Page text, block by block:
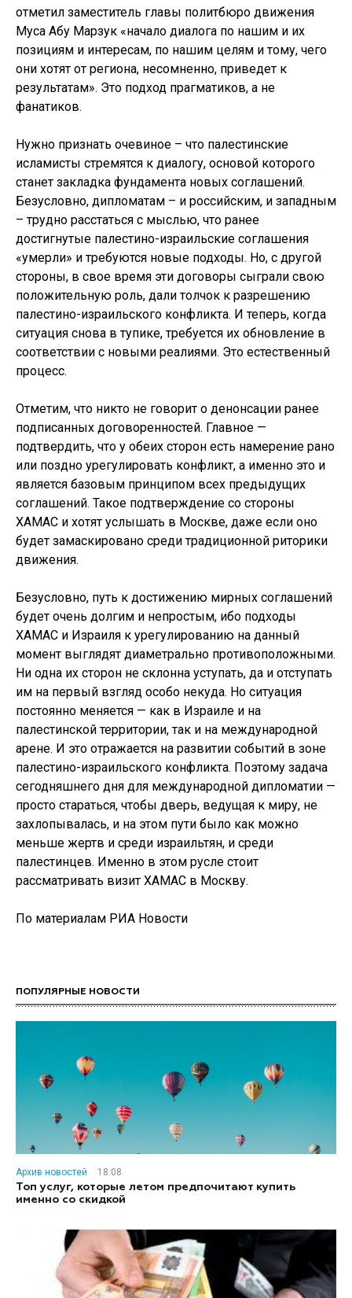
отметил заместитель главы политбюро движения
Муса Абу Марзук «начало диалога по нашим и их
позициям и интересам, по нашим целям и тому, чего
они хотят от региона, несомненно, приведет к
результатам». Это подход прагматиков, а не
фанатиков.
Нужно признать очевиное – что палестинские
исламисты стремятся к диалогу, основой которого
станет закладка фундамента новых соглашений.
Безусловно, дипломатам – и российским, и западным
– трудно расстаться с мыслью, что ранее
достигнутые палестино-израильские соглашения
«умерли» и требуются новые подходы. Но, с другой
стороны, в свое время эти договоры сыграли свою
положительную роль, дали толчок к разрешению
палестино-израильского конфликта. И теперь, когда
ситуация снова в тупике, требуется их обновление в
соответствии с новыми реалиями. Это естественный
процесс.
Отметим, что никто не говорит о денонсации ранее
подписанных договоренностей. Главное —
подтвердить, что у обеих сторон есть намерение рано
или поздно урегулировать конфликт, а именно это и
является базовым принципом всех предыдущих
соглашений. Такое подтверждение со стороны
ХАМАС и хотят услышать в Москве, даже если оно
будет замаскировано среди традиционной риторики
движения.
Безусловно, путь к достижению мирных соглашений
будет очень долгим и непростым, ибо подходы
ХАМАС и Израиля к урегулированию на данный
момент выглядят диаметрально противоположными.
Ни одна их сторон не склонна уступать, да и отступать
им на первый взгляд особо некуда. Но ситуация
постоянно меняется — как в Израиле и на
палестинской территории, так и на международной
арене. И это отражается на развитии событий в зоне
палестино-израильского конфликта. Поэтому задача
сегодняшнего дня для международной дипломатии —
просто стараться, чтобы дверь, ведущая к миру, не
захлопывалась, и на этом пути было как можно
меньше жертв и среди израильтян, и среди
палестинцев. Именно в этом русле стоит
рассматривать визит ХАМАС в Москву.
По материалам РИА Новости
ПОПУЛЯРНЫЕ НОВОСТИ
Архив новостей
18:08
Топ услуг, которые летом предпочитают купить
именно со скидкой